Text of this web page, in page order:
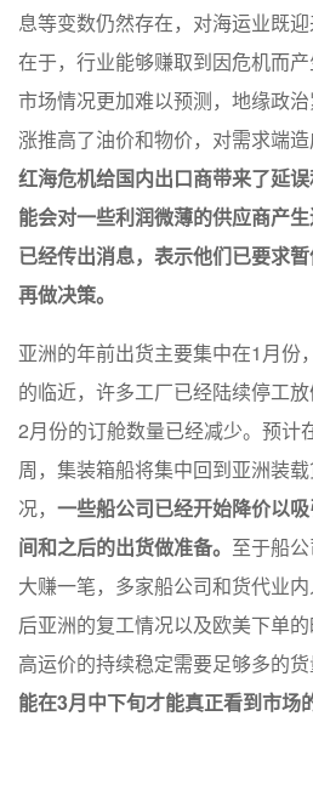
息等变数仍然存在，对海运业既
在于，行业能够赚取到因危机而产
市场情况更加难以预测，地缘政
涨推高了油价和物价，对需求端造
红海危机给国内出口商带来了延
能会对一些利润微薄的供应商产
已经传出消息，表示他们已要求
再做决策。
亚洲的年前出货主要集中在1月份
的临近，许多工厂已经陆续停工放
2月份的订舱数量已经减少。预计
周，集装箱船将集中回到亚洲装
况， 一些船公司已经开始降价以
间和之后的出货做准备。 至于船
大赚一笔，多家船公司和货代业
后亚洲的复工情况以及欧美下单的
高运价的持续稳定需要足够多的货
能在3月中下旬才能真正看到市场